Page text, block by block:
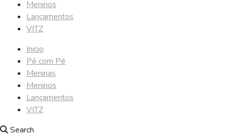
Meninos
Lançamentos
VITZ
Inicio
Pé com Pé
Meninas
Meninos
Lançamentos
VITZ
Search